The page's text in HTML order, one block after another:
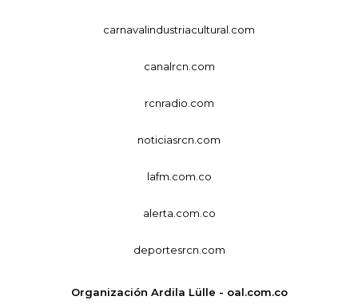
carnavalindustriacultural.com
canalrcn.com
rcnradio.com
noticiasrcn.com
lafm.com.co
alerta.com.co
deportesrcn.com
Organización Ardila Lülle - oal.com.co